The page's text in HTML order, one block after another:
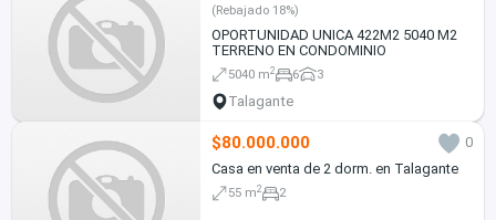
(Rebajado 18%)
OPORTUNIDAD UNICA 422M2 5040 M2
TERRENO EN CONDOMINIO
5040 m2 6 3
Talagante
$80.000.000
0
Casa en venta de 2 dorm. en Talagante
55 m2 2